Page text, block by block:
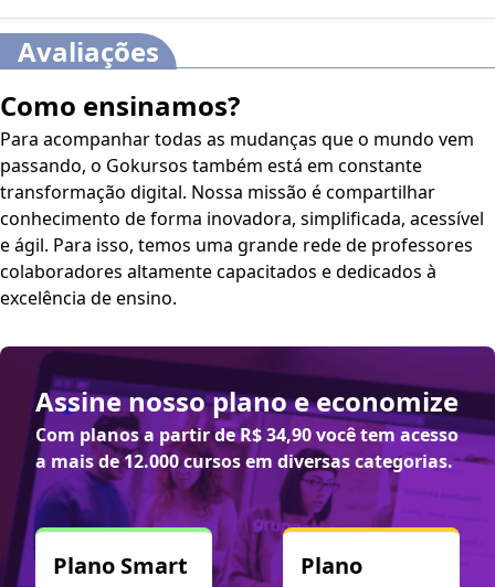
Avaliações
Como ensinamos?
Para acompanhar todas as mudanças que o mundo vem
passando, o Gokursos também está em constante
transformação digital. Nossa missão é compartilhar
conhecimento de forma inovadora, simplificada, acessível
e ágil. Para isso, temos uma grande rede de professores
colaboradores altamente capacitados e dedicados à
excelência de ensino.
Assine nosso plano e economize
Com planos a partir deR$ 34,90você tem acesso
a mais de 12.000 cursos em diversas categorias.
Plano Smart
Plano